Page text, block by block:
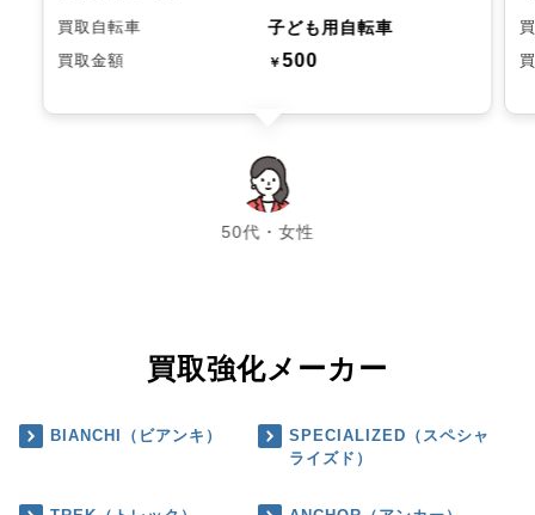
買取自転車 子ども用自転車
買取金額 ￥500
50代・女性
chevron_left chevron_right
買取強化メーカー
BIANCHI（ビアンキ）
SPECIALIZED（スペシャ
ライズド）